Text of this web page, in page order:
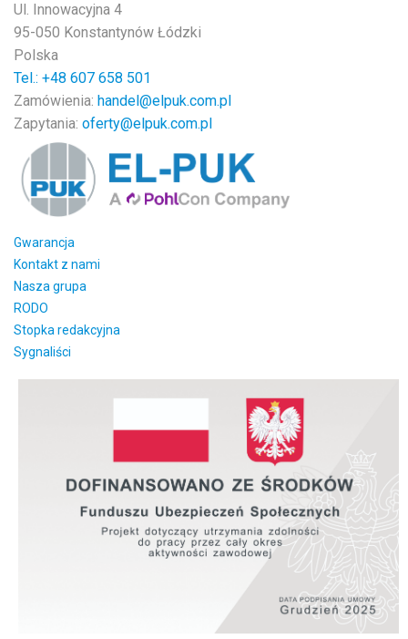
Ul. Innowacyjna 4
95-050 Konstantynów Łódzki
Polska
Tel.: +48 607 658 501
Zamówienia: handel@elpuk.com.pl
Zapytania: oferty@elpuk.com.pl
Gwarancja
Kontakt z nami
Nasza grupa
RODO
Stopka redakcyjna
Sygnaliści